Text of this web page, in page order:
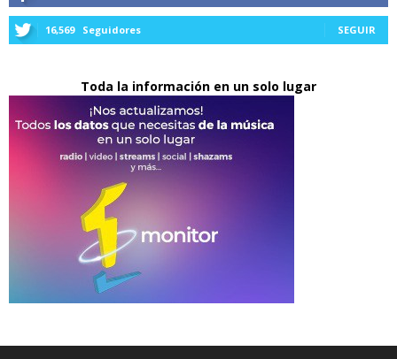
16,569 Seguidores SEGUIR
Toda la información en un solo lugar